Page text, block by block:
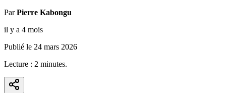
Par Pierre Kabongu
il y a 4 mois
Publié le 24 mars 2026
Lecture : 2 minutes.